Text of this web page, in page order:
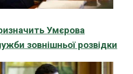
Умєрова
зовнішньої розвідки